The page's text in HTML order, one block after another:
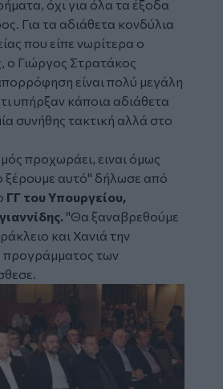
όχι για όλα τα έξοδα
Για τα αδιάθετα κονδύλια
που είπε νωρίτερα ο
ο Γιώργος Στρατάκος
είναι πολύ μεγάλη
υπήρξαν κάποια αδιάθετα
συνήθης τακτική αλλά στο
προχωράει, ειναι όμως
ξέρουμε αυτό" δήλωσε από
ΓΓ του Υπουργείου,
"Θα ξαναβρεθούμε
και Χανιά την
των